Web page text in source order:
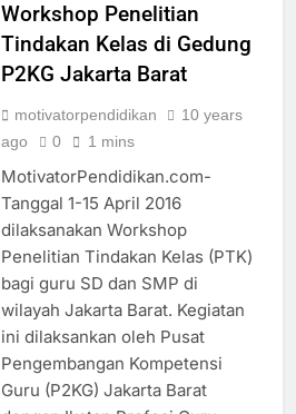
Workshop Penelitian
Tindakan Kelas di Gedung
P2KG Jakarta Barat
motivatorpendidikan
10 years
ago
0 1 mins
MotivatorPendidikan.com-
Tanggal 1-15 April 2016
dilaksanakan Workshop
Penelitian Tindakan Kelas (PTK)
bagi guru SD dan SMP di
wilayah Jakarta Barat. Kegiatan
ini dilaksankan oleh Pusat
Pengembangan Kompetensi
Guru (P2KG) Jakarta Barat